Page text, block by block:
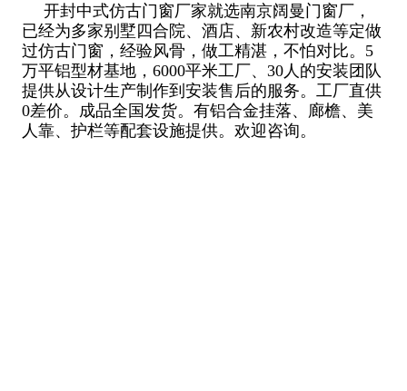
开封中式仿古门窗厂家就选南京阔曼门窗厂，
已经为多家别墅四合院、酒店、新农村改造等定做
过仿古门窗，经验风骨，做工精湛，不怕对比。5
万平铝型材基地，6000平米工厂、30人的安装团队
提供从设计生产制作到安装售后的服务。工厂直供
0差价。成品全国发货。有铝合金挂落、廊檐、美
人靠、护栏等配套设施提供。欢迎咨询。